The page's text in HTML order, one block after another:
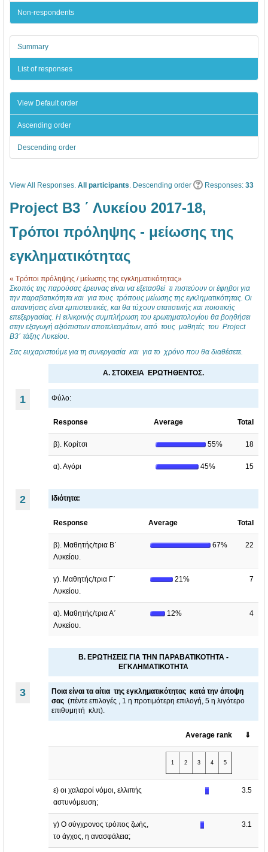
Ε
Σ
Θ
Η
Ω
Ν
3
,
4
υ
κ
.
Έ
ς
,
υ
Γ
Λ
Ν
ί
α
ι
1
..
ί
7
8
ρ
ο
ι
π
ό
λ
-
..
s
Non-respondents
Summary
List of responses
View Default order
Ascending order
Descending order
View All Responses. All participants. Descending order Responses: 33
Project Β3 ΄ Λυκείου 2017-18,
Τρόποι πρόληψης - μείωσης της
εγκληματικότητας
« Τρόποι πρόληψης / μείωσης της εγκληματικότητας»
Σκοπός της παρούσας έρευνας είναι να εξετασθεί τι πιστεύουν οι έφηβοι για
την παραβατικότητα και για τους τρόπους μείωσης της εγκληματικότητας. Οι
απαντήσεις είναι εμπιστευτικές, και θα τύχουν στατιστικής και ποιοτικής
επεξεργασίας. Η ειλικρινής συμπλήρωση του ερωτηματολογίου θα βοηθήσει
στην εξαγωγή αξιόπιστων αποτελεσμάτων, από τους μαθητές του Project
Β3΄ τάξης Λυκείου.
Σας ευχαριστούμε για τη συνεργασία και για το χρόνο που θα διαθέσετε.
Α. ΣΤΟΙΧΕΙΑ ΕΡΩΤΗΘΕΝΤΟΣ.
1 Φύλο:
Response Average Total
β). Κορίτσι 55% 18
α). Αγόρι 45% 15
2 Ιδιότητα:
Response Average Total
β). Μαθητής/τρια Β΄
Λυκείου.
67% 22
γ). Μαθητής/τρια Γ΄
Λυκείου.
21% 7
α). Μαθητής/τρια Α΄
Λυκείου.
12% 4
Β. ΕΡΩΤΗΣΕΙΣ ΓΙΑ ΤΗΝ ΠΑΡΑΒΑΤΙΚΟΤΗΤΑ -
ΕΓΚΛΗΜΑΤΙΚΟΤΗΤΑ
3
Ποια είναι τα αίτια της εγκληματικότητας κατά την άποψη
σας (πέντε επιλογές , 1 η προτιμότερη επιλογή, 5 η λιγότερο
επιθυμητή κλπ).
Average rank ⇓
1 2 3 4 5
ε) οι χαλαροί νόμοι, ελλιπής
αστυνόμευση;
3.5
γ) Ο σύγχρονος τρόπος ζωής,
το άγχος, η ανασφάλεια;
3.1